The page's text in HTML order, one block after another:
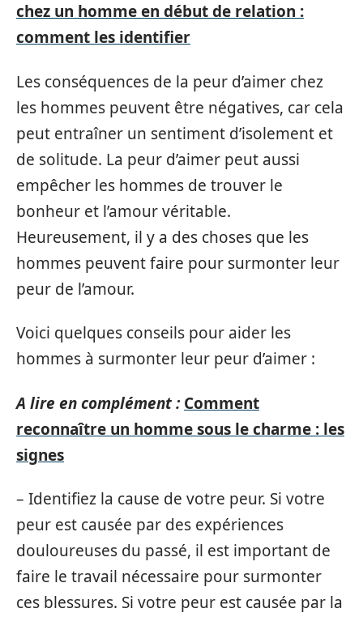
chez un homme en début de relation :
comment les identifier
Les conséquences de la peur d’aimer chez
les hommes peuvent être négatives, car cela
peut entraîner un sentiment d’isolement et
de solitude. La peur d’aimer peut aussi
empêcher les hommes de trouver le
bonheur et l’amour véritable.
Heureusement, il y a des choses que les
hommes peuvent faire pour surmonter leur
peur de l’amour.
Voici quelques conseils pour aider les
hommes à surmonter leur peur d’aimer :
A lire en complément : Comment
reconnaître un homme sous le charme : les
signes
– Identifiez la cause de votre peur. Si votre
peur est causée par des expériences
douloureuses du passé, il est important de
faire le travail nécessaire pour surmonter
ces blessures. Si votre peur est causée par la